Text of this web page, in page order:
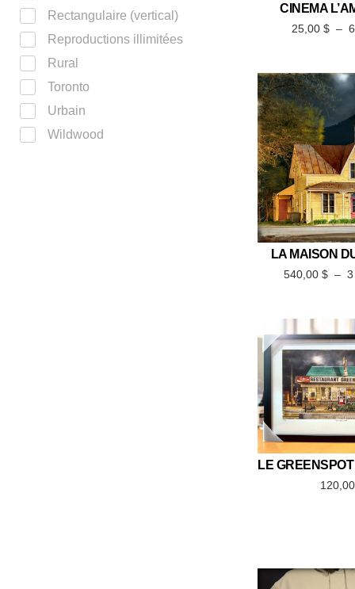
Rectangulaire (vertical)
Reproductions illimitées
Rural
Toronto
Urbain
Wildwood
CINEMA
25,00$ –
LA MAISON
540,00$ –